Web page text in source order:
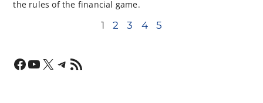
the rules of the financial game.
1 2 3 4 5